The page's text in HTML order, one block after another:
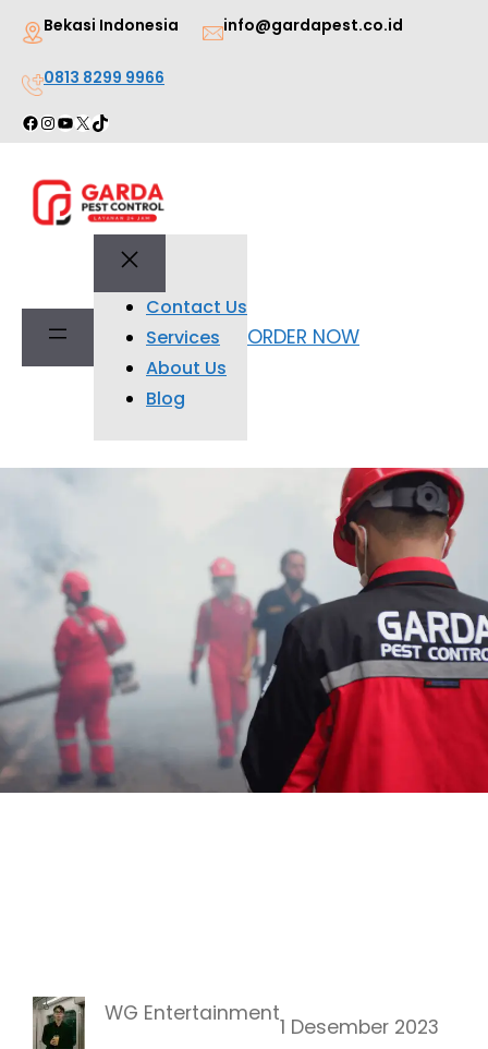
Lewati
konten
Bekasi Indonesia info@gardapest.co.id
0813 8299 9966
Facebook
Instagram
YouTube
X TikTok
Contact Us
Services
About Us
Blog
ORDER NOW
WG Entertainment
1 Desember 2023